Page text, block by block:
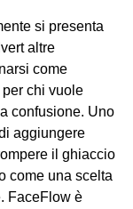
si presenta
altre
come
chi vuole
confusione. Uno
aggiungere
il ghiaccio
come una scelta
FaceFlow è